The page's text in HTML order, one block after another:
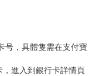
，具體隻需在支付寶
進入到銀行卡詳情頁